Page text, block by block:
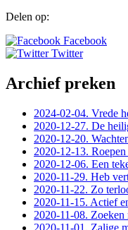
Delen op:
Facebook
Twitter
Archief preken
2024-02-04. Vrede
2020-12-27. De
2020-12-20.
2020-12-13.
2020-12-06. Een
2020-11-29. Heb
2020-11-22. Zo
2020-11-15. Actief
2020-11-08. Zoeken
2020-11-01. Zalige